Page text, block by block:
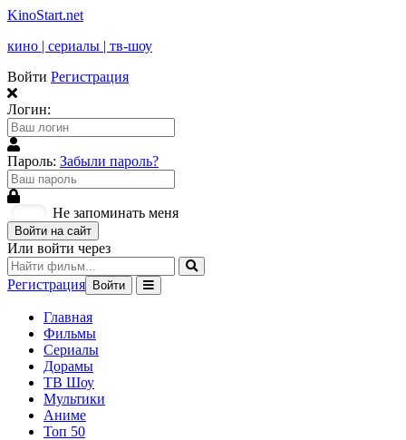
KinoStart.net
кино | сериалы | тв-шоу
Войти Регистрация
Логин:
Пароль: Забыли пароль?
Не запоминать меня
Войти на сайт
Или войти через
Регистрация Войти
Главная
Фильмы
Сериалы
Дорамы
ТВ Шоу
Мультики
Аниме
Топ 50